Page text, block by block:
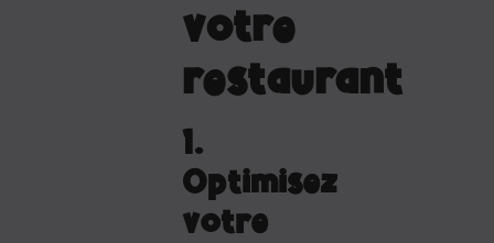
votre
restaurant
1.
Optimisez
votre